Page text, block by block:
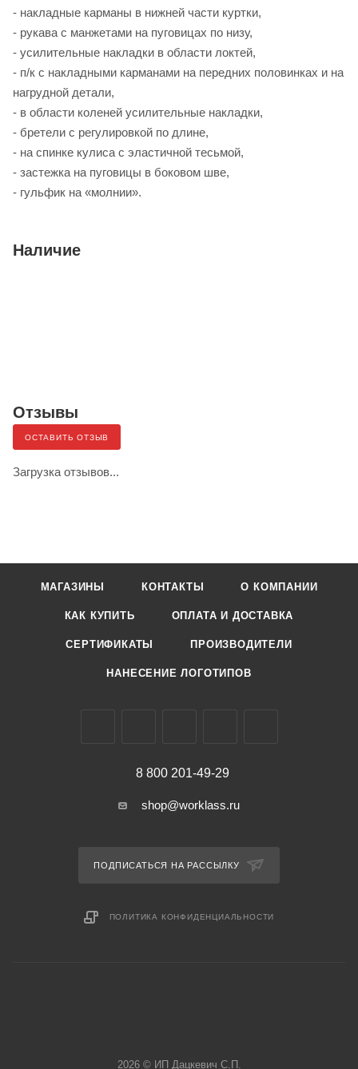
- накладные карманы в нижней части куртки,
- рукава с манжетами на пуговицах по низу,
- усилительные накладки в области локтей,
- п/к с накладными карманами на передних половинках и на
нагрудной детали,
- в области коленей усилительные накладки,
- бретели с регулировкой по длине,
- на спинке кулиса с эластичной тесьмой,
- застежка на пуговицы в боковом шве,
- гульфик на «молнии».
Наличие
Отзывы
ОСТАВИТЬ ОТЗЫВ
Загрузка отзывов...
МАГАЗИНЫ КОНТАКТЫ О КОМПАНИИ
КАК КУПИТЬ ОПЛАТА И ДОСТАВКА
СЕРТИФИКАТЫ ПРОИЗВОДИТЕЛИ
НАНЕСЕНИЕ ЛОГОТИПОВ
8 800 201-49-29
shop@worklass.ru
ПОДПИСАТЬСЯ НА РАССЫЛКУ
ПОЛИТИКА КОНФИДЕНЦИАЛЬНОСТИ
2026 © ИП Дацкевич С.П.